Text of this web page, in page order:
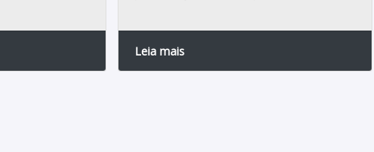
Leia mais